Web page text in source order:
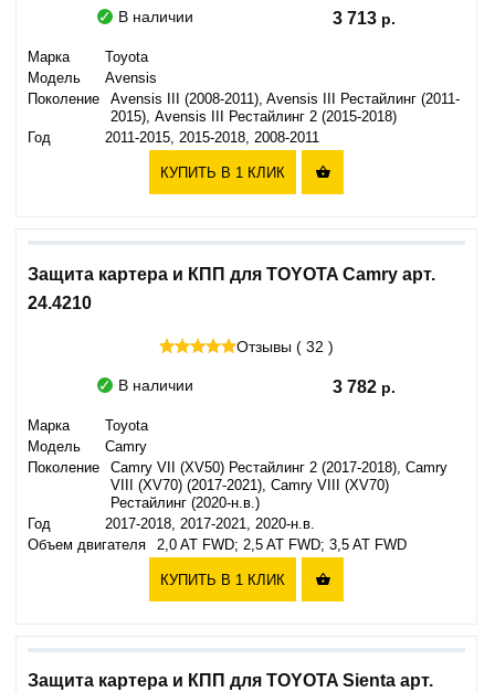
В наличии 3 713
Марка
Toyota
Модель
Avensis
Поколение
Avensis III (2008-2011), Avensis III Рестайлинг (2011-
2015), Avensis III Рестайлинг 2 (2015-2018)
Год
2011-2015, 2015-2018, 2008-2011
КУПИТЬ В 1 КЛИК 
Защита картера и КПП для TOYOTA Camry арт.
24.4210
Отзывы ( 32 )
В наличии 3 782
Марка
Toyota
Модель
Camry
Поколение
Camry VII (XV50) Рестайлинг 2 (2017-2018), Camry
VIII (XV70) (2017-2021), Camry VIII (XV70)
Рестайлинг (2020-н.в.)
Год
2017-2018, 2017-2021, 2020-н.в.
Объем двигателя
2,0 AT FWD; 2,5 AT FWD; 3,5 AT FWD
КУПИТЬ В 1 КЛИК 
Защита картера и КПП для TOYOTA Sienta арт.